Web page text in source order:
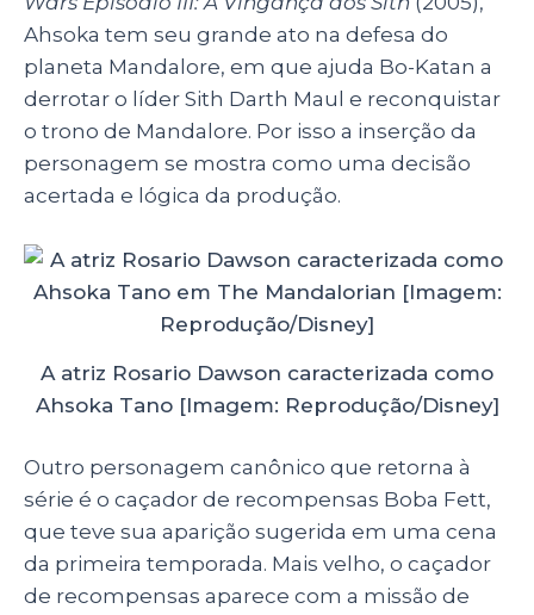
Ahsoka tem seu grande ato na defesa do
planeta Mandalore, em que ajuda Bo-Katan a
derrotar o líder Sith Darth Maul e reconquistar
o trono de Mandalore. Por isso a inserção da
personagem se mostra como uma decisão
acertada e lógica da produção.
A atriz Rosario Dawson caracterizada como
Ahsoka Tano [Imagem: Reprodução/Disney]
Outro personagem canônico que retorna à
série é o caçador de recompensas Boba Fett,
que teve sua aparição sugerida em uma cena
da primeira temporada. Mais velho, o caçador
de recompensas aparece com a missão de